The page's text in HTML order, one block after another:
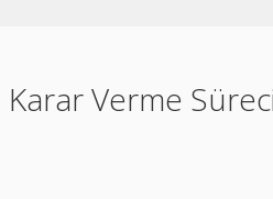
Verme Süreci